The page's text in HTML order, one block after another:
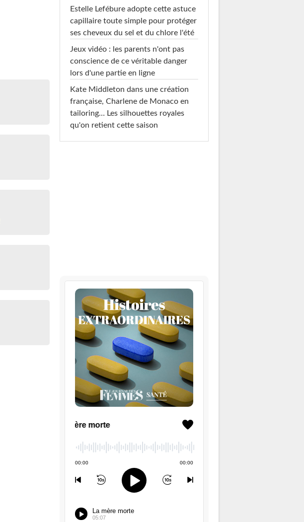
Estelle Lefébure adopte cette astuce
capillaire toute simple pour protéger
ses cheveux du sel et du chlore l'été
Jeux vidéo : les parents n'ont pas
conscience de ce véritable danger
lors d'une partie en ligne
Kate Middleton dans une création
française, Charlene de Monaco en
tailoring… Les silhouettes royales
qu'on retient cette saison